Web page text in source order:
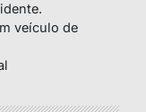
veículo de